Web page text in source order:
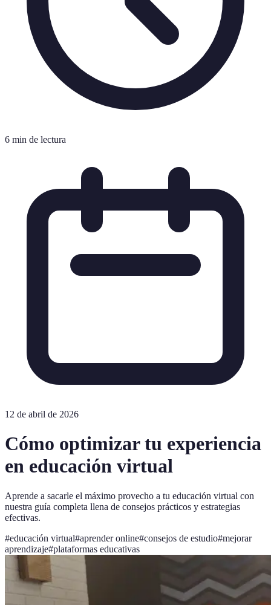
6 min de lectura
12 de abril de 2026
Cómo optimizar tu experiencia
en educación virtual
Aprende a sacarle el máximo provecho a tu educación virtual con
nuestra guía completa llena de consejos prácticos y estrategias
efectivas.
#educación virtual#aprender online#consejos de estudio#mejorar
aprendizaje#plataformas educativas